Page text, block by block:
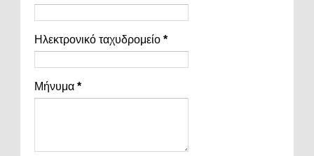
Ηλεκτρονικό ταχυδρομείο *
Μήνυμα *